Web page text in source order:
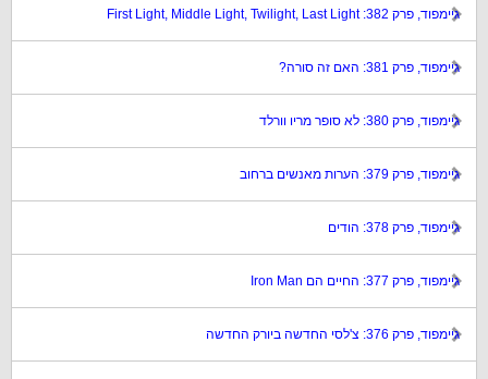
גיימפוד, פרק 382: First Light, Middle Light, Twilight, Last Light
גיימפוד, פרק 381: האם זה סורה?
גיימפוד, פרק 380: לא סופר מריו וורלד
גיימפוד, פרק 379: הערות מאנשים ברחוב
גיימפוד, פרק 378: הודים
גיימפוד, פרק 377: החיים הם Iron Man
גיימפוד, פרק 376: צ'לסי החדשה ביורק החדשה